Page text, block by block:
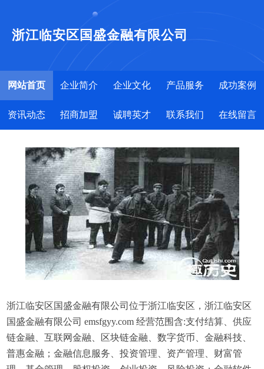
浙江临安区国盛金融有限公司
网站首页 企业简介 企业文化 产品服务 成功案例
资讯动态 招商加盟 诚聘英才 联系我们 在线留言
浙江临安区国盛金融有限公司位于浙江临安区，浙江临安区
国盛金融有限公司 emsfgyy.com 经营范围含:支付结算、供应
链金融、互联网金融、区块链金融、数字货币、金融科技、
普惠金融；金融信息服务、投资管理、资产管理、财富管